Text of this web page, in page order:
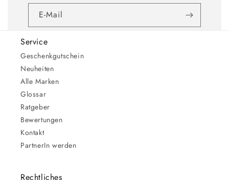
E-Mail
Service
Geschenkgutschein
Neuheiten
Alle Marken
Glossar
Ratgeber
Bewertungen
Kontakt
PartnerIn werden
Rechtliches